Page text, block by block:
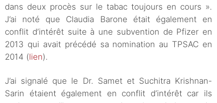
dans deux procès sur le tabac toujours en cours ».
J’ai noté que Claudia Barone était également en
conflit d’intérêt suite à une subvention de Pfizer en
2013 qui avait précédé sa nomination au TPSAC en
2014 (lien).
J’ai signalé que le Dr. Samet et Suchitra Krishnan-
Sarin étaient également en conflit d’intérêt car ils